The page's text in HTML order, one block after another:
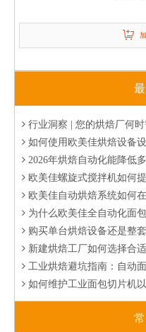
解决产量瓶颈：自动化面包生
欧美佳如何助力大型烘焙
行业洞察 | 您的烘焙厂何
如何使用欧美佳烘焙设备
2026年烘焙自动化能降低多
欧美佳螺旋式搅拌机如何提升工
欧美佳自动烘焙系统如何
为什么欧美佳全自动化面
购买单台烘焙设备还是整套
新建烘焙工厂如何选择合
工业烘焙避坑指南：自动
如何维护工业面包切片机
分层烤炉 vs 旋转烤炉：
如何为您的烘焙工厂选择
为什么您的分块机和成型
A
可以，欧美佳​可根据客